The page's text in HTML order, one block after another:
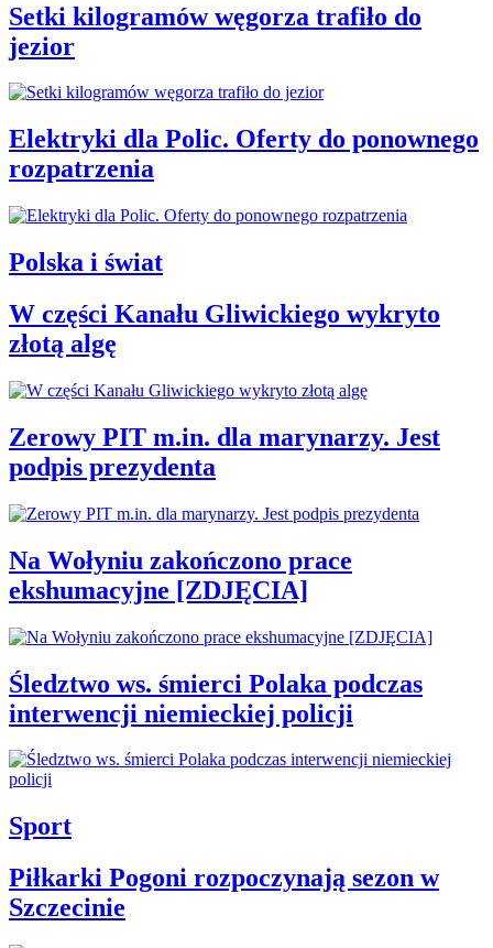
Setki kilogramów węgorza trafiło do
jezior
Elektryki dla Polic. Oferty do ponownego
rozpatrzenia
Polska i świat
W części Kanału Gliwickiego wykryto
złotą algę
Zerowy PIT m.in. dla marynarzy. Jest
podpis prezydenta
Na Wołyniu zakończono prace
ekshumacyjne [ZDJĘCIA]
Śledztwo ws. śmierci Polaka podczas
interwencji niemieckiej policji
Sport
Piłkarki Pogoni rozpoczynają sezon w
Szczecinie